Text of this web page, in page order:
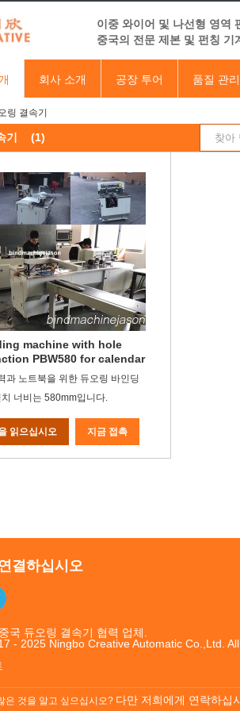
이중 와이어 및 나선형 영역
중국의 전문 제본 및 펀칭 기
회사 소개 공장 투어 품질 관리
링 결속기
기 (1)
machine with hole
PBW580 for calendar
과 노트북을 위한 듀오링 바인딩
너비는 580mm입니다.
읽으십시오 지금 접촉
결하십시오
중국 듀오링 결속기 협력 업체.
- 2025 Ningbo Creative Automatic Co.,Ltd.
은 것을 알고 싶으십시오? 다만 저희에게 연락하십